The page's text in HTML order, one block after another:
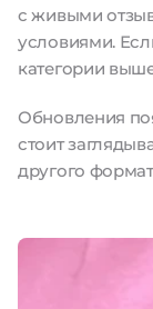
с живыми
условиями.
категории
Обновления
стоит
другого